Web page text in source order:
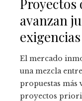
Proyectos
avanzan
exigencias
El mercado
una mezcla
propuestas más
proyectos